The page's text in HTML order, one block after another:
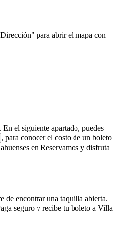
para abrir el mapa con
el siguiente apartado, puedes
, para conocer el costo de un boleto
en Reservamos y disfruta
de encontrar una taquilla abierta.
seguro y recibe tu boleto a Villa